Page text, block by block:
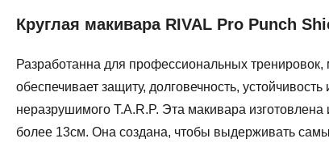
Круглая макивара RIVAL Pro Punch
Разработанна для профессиональных
обеспечивает защиту, долговечность,
неразрушимого T.A.R.P. Эта макивара
более 13см. Она создана, чтобы выдерживать